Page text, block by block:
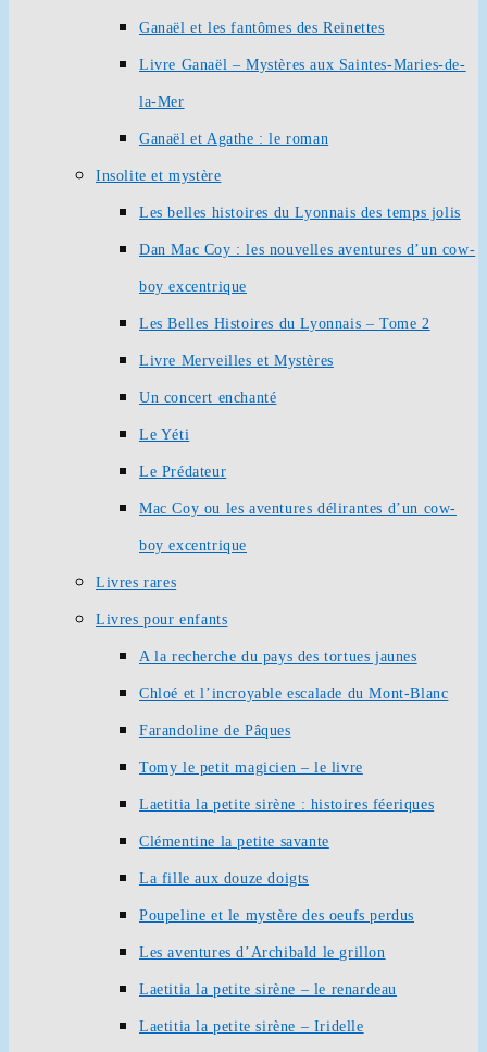
Ganaël et les fantômes des Reinettes
Livre Ganaël – Mystères aux Saintes-Maries-de-
la-Mer
Ganaël et Agathe : le roman
Insolite et mystère
Les belles histoires du Lyonnais des temps jolis
Dan Mac Coy : les nouvelles aventures d’un cow-
boy excentrique
Les Belles Histoires du Lyonnais – Tome 2
Livre Merveilles et Mystères
Un concert enchanté
Le Yéti
Le Prédateur
Mac Coy ou les aventures délirantes d’un cow-
boy excentrique
Livres rares
Livres pour enfants
A la recherche du pays des tortues jaunes
Chloé et l’incroyable escalade du Mont-Blanc
Farandoline de Pâques
Tomy le petit magicien – le livre
Laetitia la petite sirène : histoires féeriques
Clémentine la petite savante
La fille aux douze doigts
Poupeline et le mystère des oeufs perdus
Les aventures d’Archibald le grillon
Laetitia la petite sirène – le renardeau
Laetitia la petite sirène – Iridelle